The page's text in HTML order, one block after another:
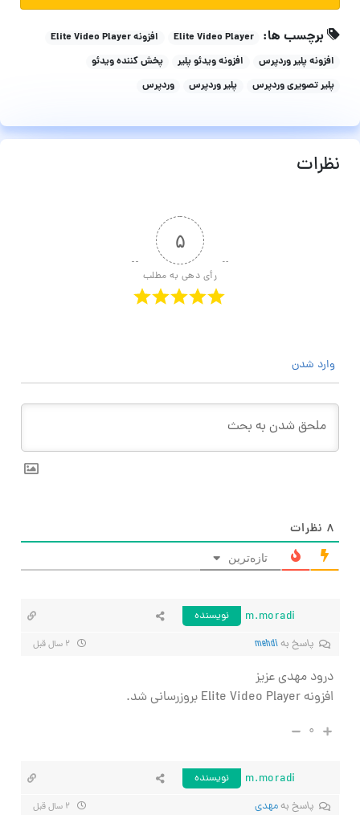
برچسب ها: Elite Video Player
افزونه Elite Video Player
افزونه پلیر وردپرس
افزونه ویدئو پلیر
پخش کننده ویدئو
پلیر تصویری وردپرس
پلیر وردپرس وردپرس
نظرات
۵
رأی دهی به مطلب
وارد شدن
۸ نظرات
تازه‌ترین
m.moradi
نویسنده
پاسخ بهmehdi
درود مهدی عزیز
افزونه Elite Video Player بروزرسانی شد.
۰
m.moradi
نویسنده
پاسخ بهمهدی